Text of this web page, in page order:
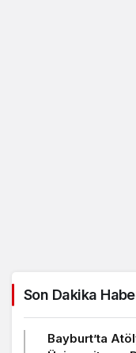
Son Dakika
Bayburt’ta